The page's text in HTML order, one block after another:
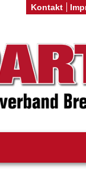
Kontakt